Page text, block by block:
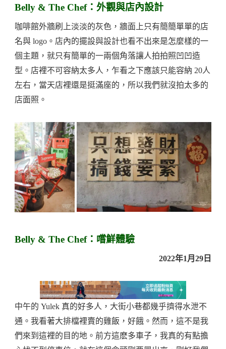
Belly & The Chef：外觀與店內設計
咖啡館外牆刷上淡淡的灰色，牆面上只有簡簡單單的店
名與 logo。店內的擺設與設計也看不出來是怎麼樣的一
個主題，就只有簡單的一兩個角落讓人拍拍照凹凹造
型。店裡不可容納太多人，乍看之下應該只能容納 20人
左右，當天店裡還是挺滿座的，所以我們就沒拍太多的
店面照。
Belly & The Chef：嚐鮮體驗
2022年1月29日
中午的 Yulek 真的好多人，大街小巷都幾乎擠得水泄不
通。我看著大排檔裡賣的雞飯，好餓。然而，這不是我
們來到這裡的目的地。前方這麽多車子，我真的有點擔